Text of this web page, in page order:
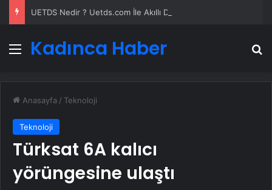
Menü
Kadınca Haber
Anasayfa / Teknoloji
Teknoloji
Türksat 6A kalıcı
yörüngesine ulaştı